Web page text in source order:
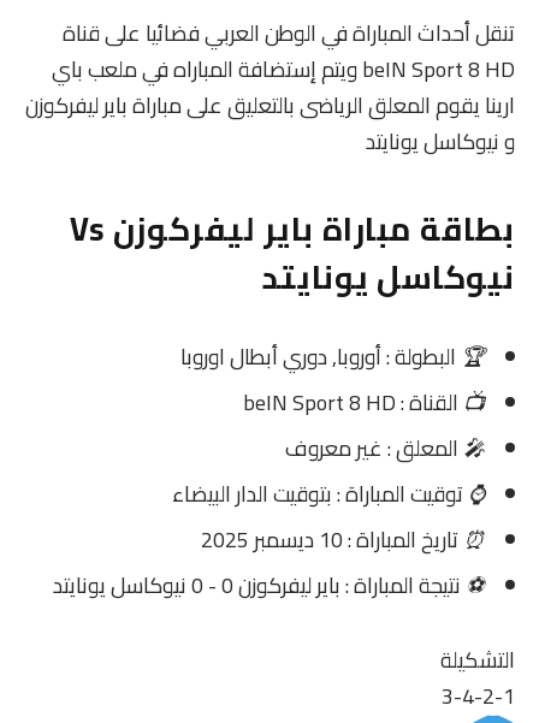
تنقل أحداث المباراة في الوطن العربي فضائيا على قناة
beIN Sport 8 HD ويتم إستضافة المباراه في ملعب باي
ارينا يقوم المعلق الرياضى بالتعليق على مباراة باير ليفركوزن
و نيوكاسل يونايتد
بطاقة مباراة باير ليفركوزن Vs
نيوكاسل يونايتد
🏆 البطولة : أوروبا, دوري أبطال اوروبا
📺 القناة : beIN Sport 8 HD
🎤المعلق : غير معروف
⌚توقيت المباراة : بتوقيت الدار البيضاء
⏰ تاريخ المباراة : 10 ديسمبر 2025
⚽ نتيجة المباراة : باير ليفركوزن 0 - 0 نيوكاسل يونايتد
التشكيلة
3-4-2-1